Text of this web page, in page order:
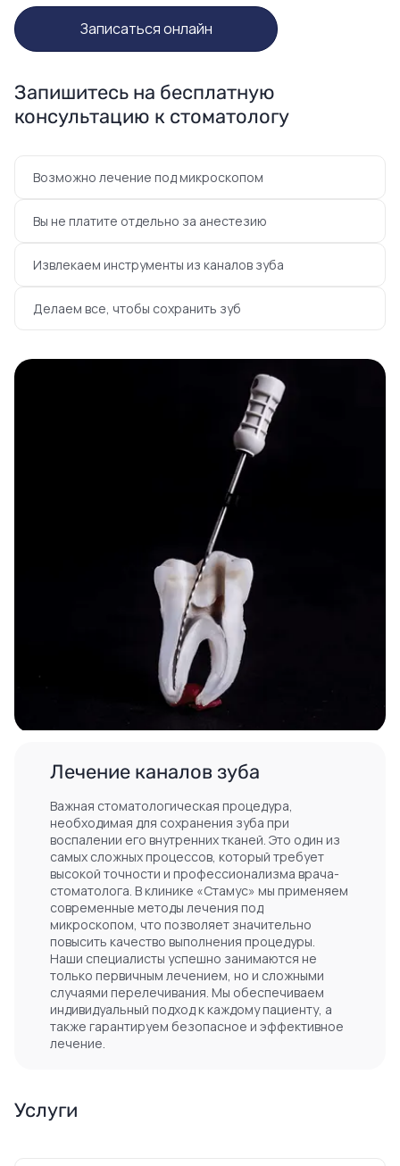
Записаться онлайн
Запишитесь на бесплатную
консультацию к стоматологу
Возможно лечение под микроскопом
Вы не платите отдельно за анестезию
Извлекаем инструменты из каналов зуба
Делаем все, чтобы сохранить зуб
Лечение каналов зуба
Важная стоматологическая процедура,
необходимая для сохранения зуба при
воспалении его внутренних тканей. Это один из
самых сложных процессов, который требует
высокой точности и профессионализма врача-
стоматолога. В клинике «Стамус» мы применяем
современные методы лечения под
микроскопом, что позволяет значительно
повысить качество выполнения процедуры.
Наши специалисты успешно занимаются не
только первичным лечением, но и сложными
случаями перелечивания. Мы обеспечиваем
индивидуальный подход к каждому пациенту, а
также гарантируем безопасное и эффективное
лечение.
Услуги